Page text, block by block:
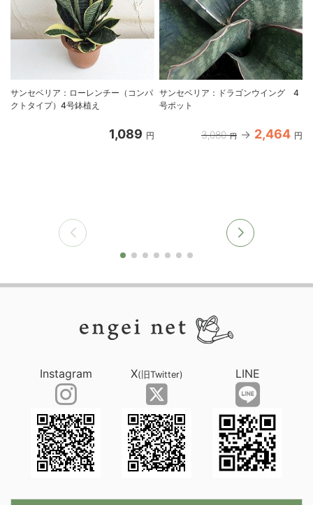
サンセベリア：ローレンチー（コンパ
クトタイプ）4号鉢植え
1,089 円
サンセベリア：ドラゴンウイング 4
号ポット
3,080 円 2,464 円
Instagram X(旧Twitter) LINE